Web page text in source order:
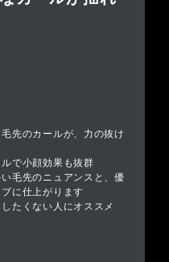
先のカールが、力の抜け
で小顔効果も抜群
毛先のニュアンスと、優
に仕上がります
たくない人にオススメ